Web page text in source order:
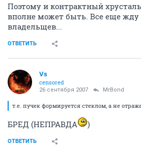
Поэтому и контрактный
вполне может быть. Все еще
владельщев...
ОТВЕТИТЬ
Vs
censored
26 сентября 2007 MrBond
т.е. пучек формируется стеклом, а не
БРЕД (НЕПРАВДА )
ОТВЕТИТЬ